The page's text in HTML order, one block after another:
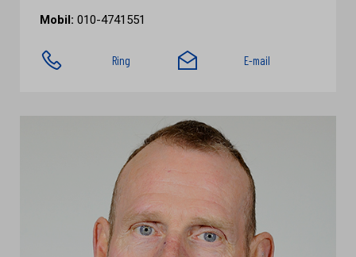
Mobil: 010-4741551
Ring E-mail